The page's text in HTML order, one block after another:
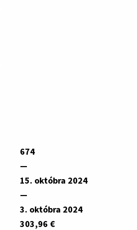
674
—
15. októbra 2024
—
3. októbra 2024
303,96 €